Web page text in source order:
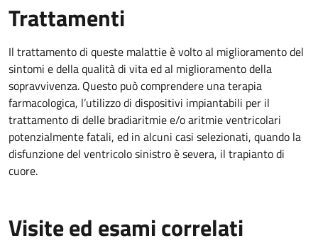
Trattamenti
Il trattamento di queste malattie è volto al miglioramento del
sintomi e della qualità di vita ed al miglioramento della
sopravvivenza. Questo può comprendere una terapia
farmacologica, l’utilizzo di dispositivi impiantabili per il
trattamento di delle bradiaritmie e/o aritmie ventricolari
potenzialmente fatali, ed in alcuni casi selezionati, quando la
disfunzione del ventricolo sinistro è severa, il trapianto di
cuore.
Visite ed esami correlati